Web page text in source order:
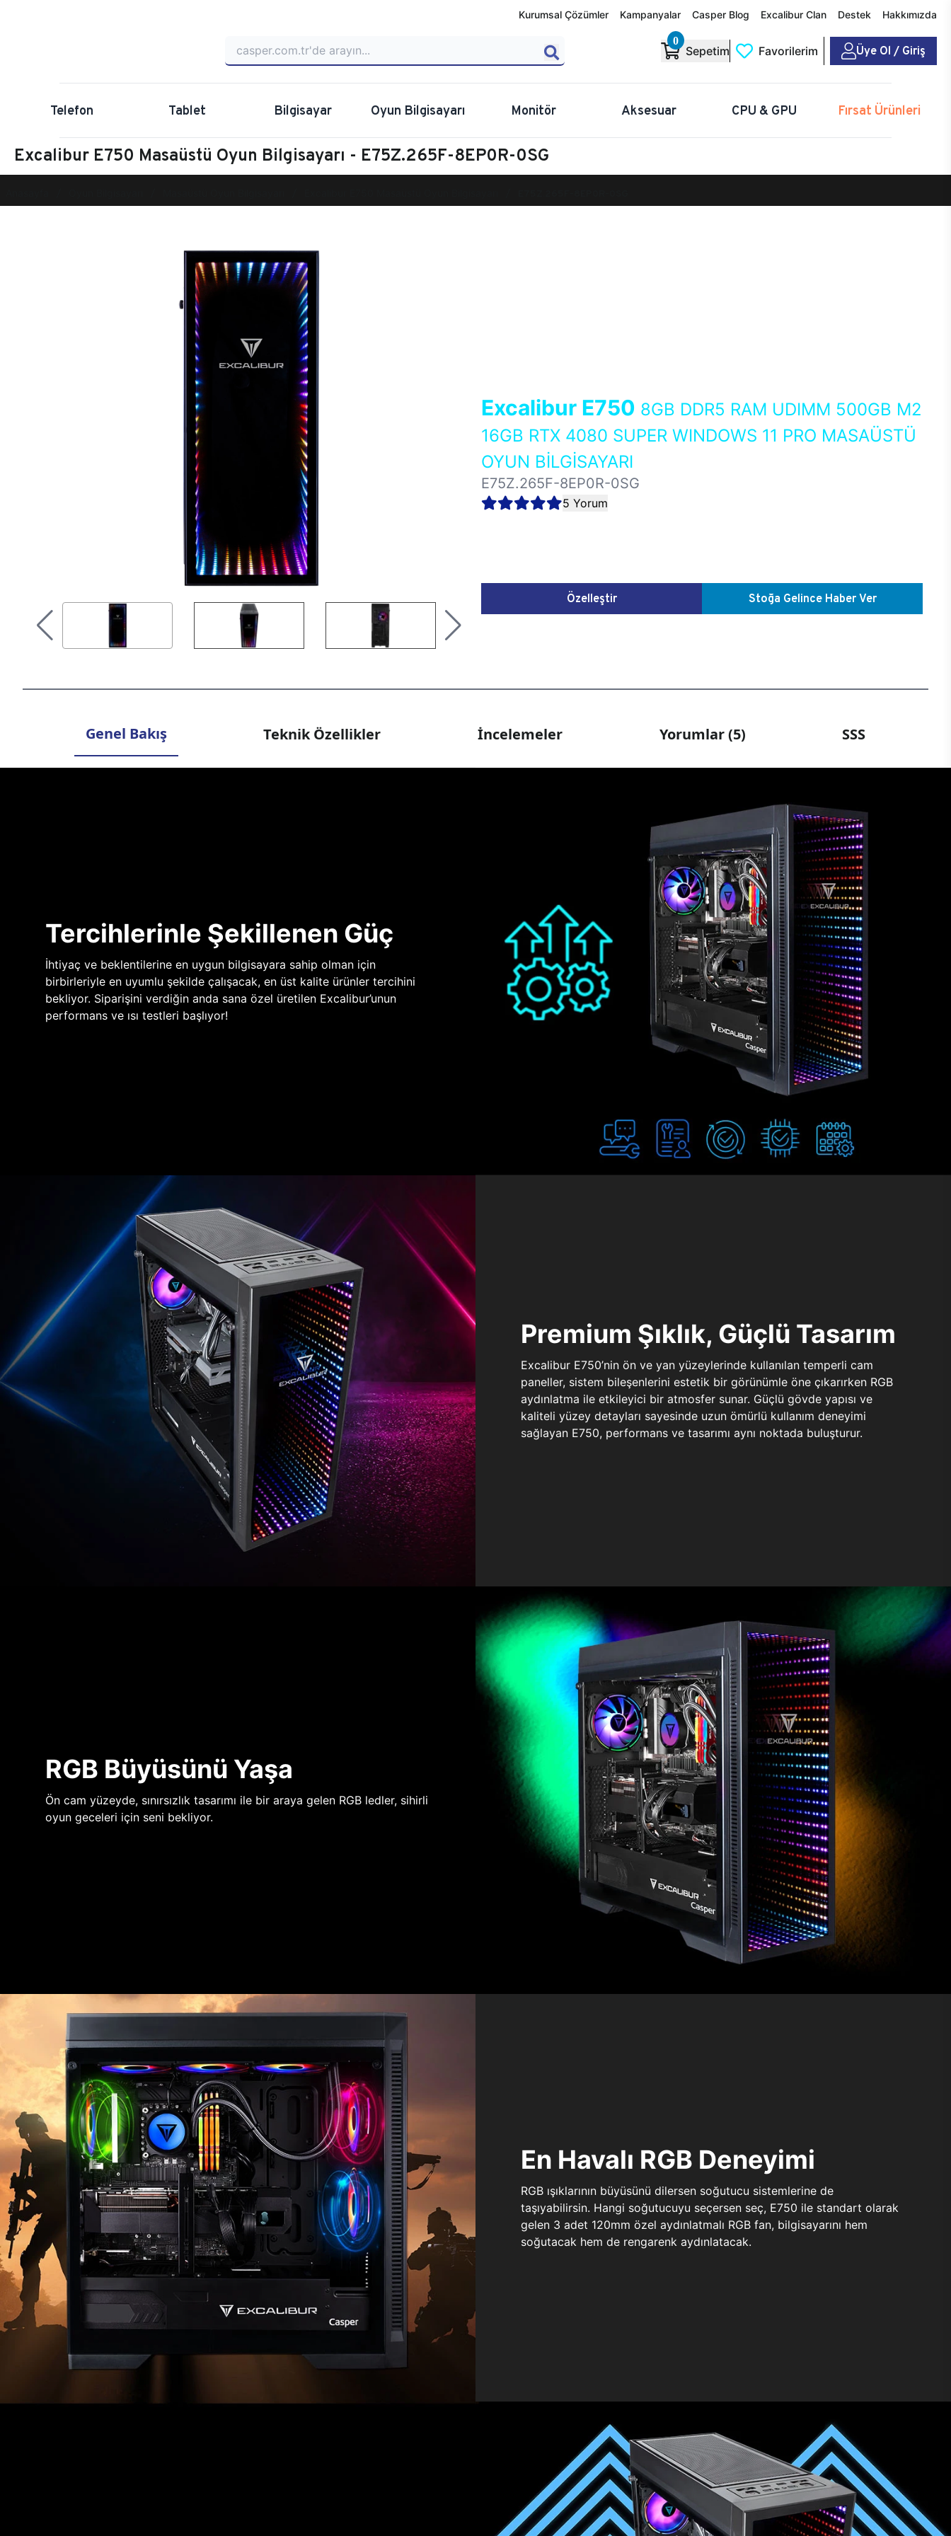
Kurumsal Çözümler Kampanyalar Casper Blog Excalibur Clan Destek Hakkımızda
0
Sepetim Favorilerim Üye Ol / Giriş
Telefon Tablet Bilgisayar Oyun Bilgisayarı Monitör Aksesuar CPU & GPU Fırsat Ürünleri
Excalibur E750 Masaüstü Oyun Bilgisayarı - E75Z.265F-8EP0R-0SG
Excalibur E750 8GB DDR5 RAM UDIMM 500GB M2
16GB RTX 4080 SUPER WINDOWS 11 PRO MASAÜSTÜ
OYUN BİLGİSAYARI
E75Z.265F-8EP0R-0SG
5 Yorum
Özelleştir Stoğa Gelince Haber Ver
Genel Bakış Teknik Özellikler İncelemeler Yorumlar (5) SSS
Tercihlerinle Şekillenen Güç
İhtiyaç ve beklentilerine en uygun bilgisayara sahip olman için
birbirleriyle en uyumlu şekilde çalışacak, en üst kalite ürünler tercihini
bekliyor. Siparişini verdiğin anda sana özel üretilen Excalibur’unun
performans ve ısı testleri başlıyor!
Premium Şıklık, Güçlü Tasarım
Excalibur E750’nin ön ve yan yüzeylerinde kullanılan temperli cam
paneller, sistem bileşenlerini estetik bir görünümle öne çıkarırken RGB
aydınlatma ile etkileyici bir atmosfer sunar. Güçlü gövde yapısı ve
kaliteli yüzey detayları sayesinde uzun ömürlü kullanım deneyimi
sağlayan E750, performans ve tasarımı aynı noktada buluşturur.
RGB Büyüsünü Yaşa
Ön cam yüzeyde, sınırsızlık tasarımı ile bir araya gelen RGB ledler, sihirli
oyun geceleri için seni bekliyor.
En Havalı RGB Deneyimi
RGB ışıklarının büyüsünü dilersen soğutucu sistemlerine de
taşıyabilirsin. Hangi soğutucuyu seçersen seç, E750 ile standart olarak
gelen 3 adet 120mm özel aydınlatmalı RGB fan, bilgisayarını hem
soğutacak hem de rengarenk aydınlatacak.